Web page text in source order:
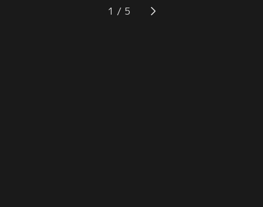
リポーターに「異臭がする」と言わ
れ激しく動揺する美夕。「寝室は入
ったと思われるロープが垂れ下がっ
ていた。恐怖のあまり車を走らせる
1